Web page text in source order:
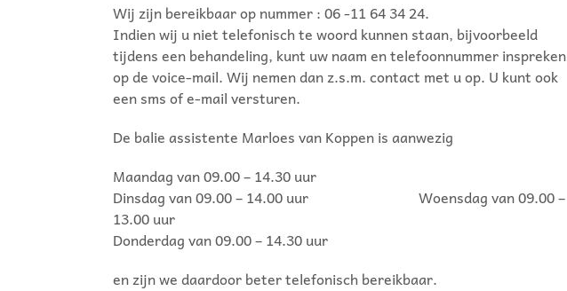
Wij zijn bereikbaar op nummer : 06 -11 64 34 24.
Indien wij u niet telefonisch te woord kunnen staan, bijvoorbeeld
tijdens een behandeling, kunt uw naam en telefoonnummer inspreken
op de voice-mail. Wij nemen dan z.s.m. contact met u op. U kunt ook
een sms of e-mail versturen.
De balie assistente Marloes van Koppen is aanwezig
Maandag van 09.00 – 14.30 uur
Dinsdag van 09.00 – 14.00 uur Woensdag van 09.00 –
13.00 uur
Donderdag van 09.00 – 14.30 uur
en zijn we daardoor beter telefonisch bereikbaar.